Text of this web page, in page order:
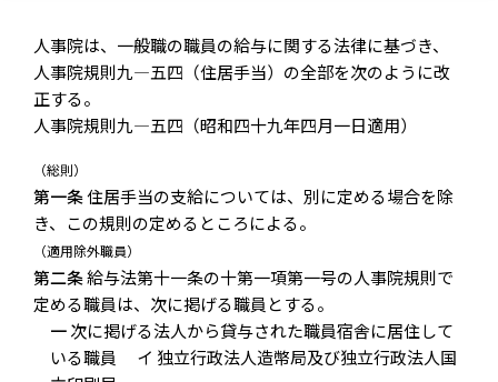
人事院は、一般職の職員の給与に関する法律に基づき、
人事院規則九―五四（住居手当）の全部を次のように改
正する。
人事院規則九―五四（昭和四十九年四月一日適用）
（総則）
第一条住居手当の支給については、別に定める場合を除
き、この規則の定めるところによる。
（適用除外職員）
第二条給与法第十一条の十第一項第一号の人事院規則で
定める職員は、次に掲げる職員とする。
一次に掲げる法人から貸与された職員宿舎に居住して
いる職員 イ 独立行政法人造幣局及び独立行政法人国